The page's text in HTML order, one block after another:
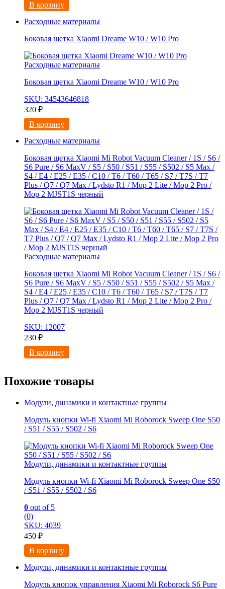
В корзину
Расходные материалы
Боковая щетка Xiaomi Dreame W10 / W10 Pro
Расходные материалы
Боковая щетка Xiaomi Dreame W10 / W10 Pro
SKU: 34543646818
320 ₽
В корзину
Расходные материалы
Боковая щетка Xiaomi Mi Robot Vacuum Cleaner / 1S / S6 /
S6 Pure / S6 MaxV / S5 / S50 / S51 / S55 / S502 / S5 Max /
S4 / E4 / E25 / E35 / C10 / T6 / T60 / T65 / S7 / T7S / T7
Plus / Q7 / Q7 Max / Lydsto R1 / Mop 2 Lite / Mop 2 Pro /
Mop 2 MJST1S черный
Расходные материалы
Боковая щетка Xiaomi Mi Robot Vacuum Cleaner / 1S / S6 /
S6 Pure / S6 MaxV / S5 / S50 / S51 / S55 / S502 / S5 Max /
S4 / E4 / E25 / E35 / C10 / T6 / T60 / T65 / S7 / T7S / T7
Plus / Q7 / Q7 Max / Lydsto R1 / Mop 2 Lite / Mop 2 Pro /
Mop 2 MJST1S черный
SKU: 12007
230 ₽
В корзину
Похожие товары
Модули, динамики и контактные группы
Модуль кнопки Wi-fi Xiaomi Mi Roborock Sweep One S50
/ S51 / S55 / S502 / S6
Модули, динамики и контактные группы
Модуль кнопки Wi-fi Xiaomi Mi Roborock Sweep One S50
/ S51 / S55 / S502 / S6
0 out of 5
(0)
SKU: 4039
450 ₽
В корзину
Модули, динамики и контактные группы
Модуль кнопок управления Xiaomi Mi Roborock S6 Pure